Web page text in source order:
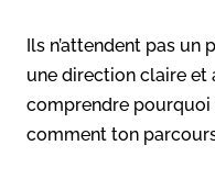
Ils n’attendent pas
une direction claire et
comprendre
comment ton